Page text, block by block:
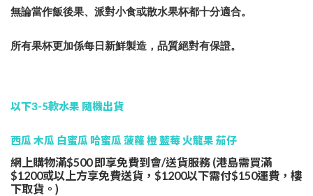
無論當作飯後果、派對小食或散水果杯都十分適合。
所有果杯更加係每日新鮮製造，品質絕對有保證。
以下3-5款水果 隨機出貨
西瓜 木瓜 白蜜瓜 哈蜜瓜 菠蘿 橙 藍莓 火龍果 茄仔
網上購物滿$500 即享免費到會/送貨服務 (港島需買滿
$1200或以上方享免費送貨，$1200以下需付$150運費，樓
下取貨。)